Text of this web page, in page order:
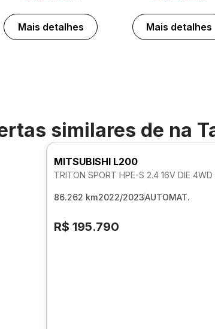
Mais detalhes Mais detalhes
similares de na
MITSUBISHI L200
86.262 km2022/2023AUTOMAT.
R$ 195.790